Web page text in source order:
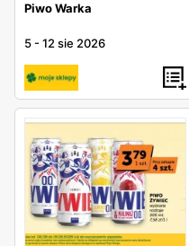
Piwo Warka
5 -12 sie 2026